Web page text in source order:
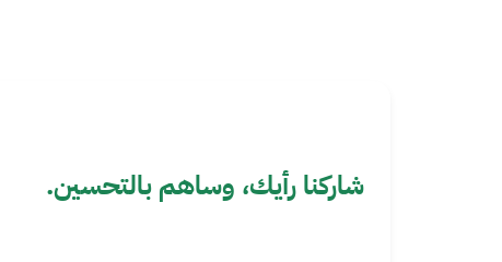
شاركنا رأيك، وساهم بالتحسين.